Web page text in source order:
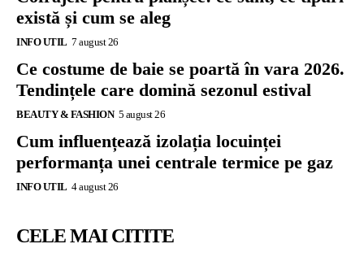
există și cum se aleg
INFO UTIL 7 august 26
Ce costume de baie se poartă în vara 2026.
Tendințele care domină sezonul estival
BEAUTY & FASHION 5 august 26
Cum influențează izolația locuinței
performanța unei centrale termice pe gaz
INFO UTIL 4 august 26
CELE MAI CITITE